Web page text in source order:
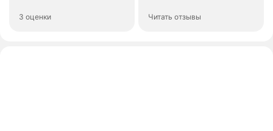
3 оценки Читать отзывы